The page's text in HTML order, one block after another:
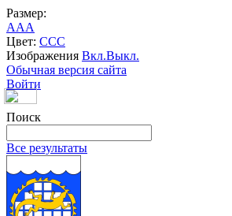
Размер:
AAA
Цвет: CCC
Изображения Вкл.Выкл.
Обычная версия сайта
Войти
Поиск
Все результаты